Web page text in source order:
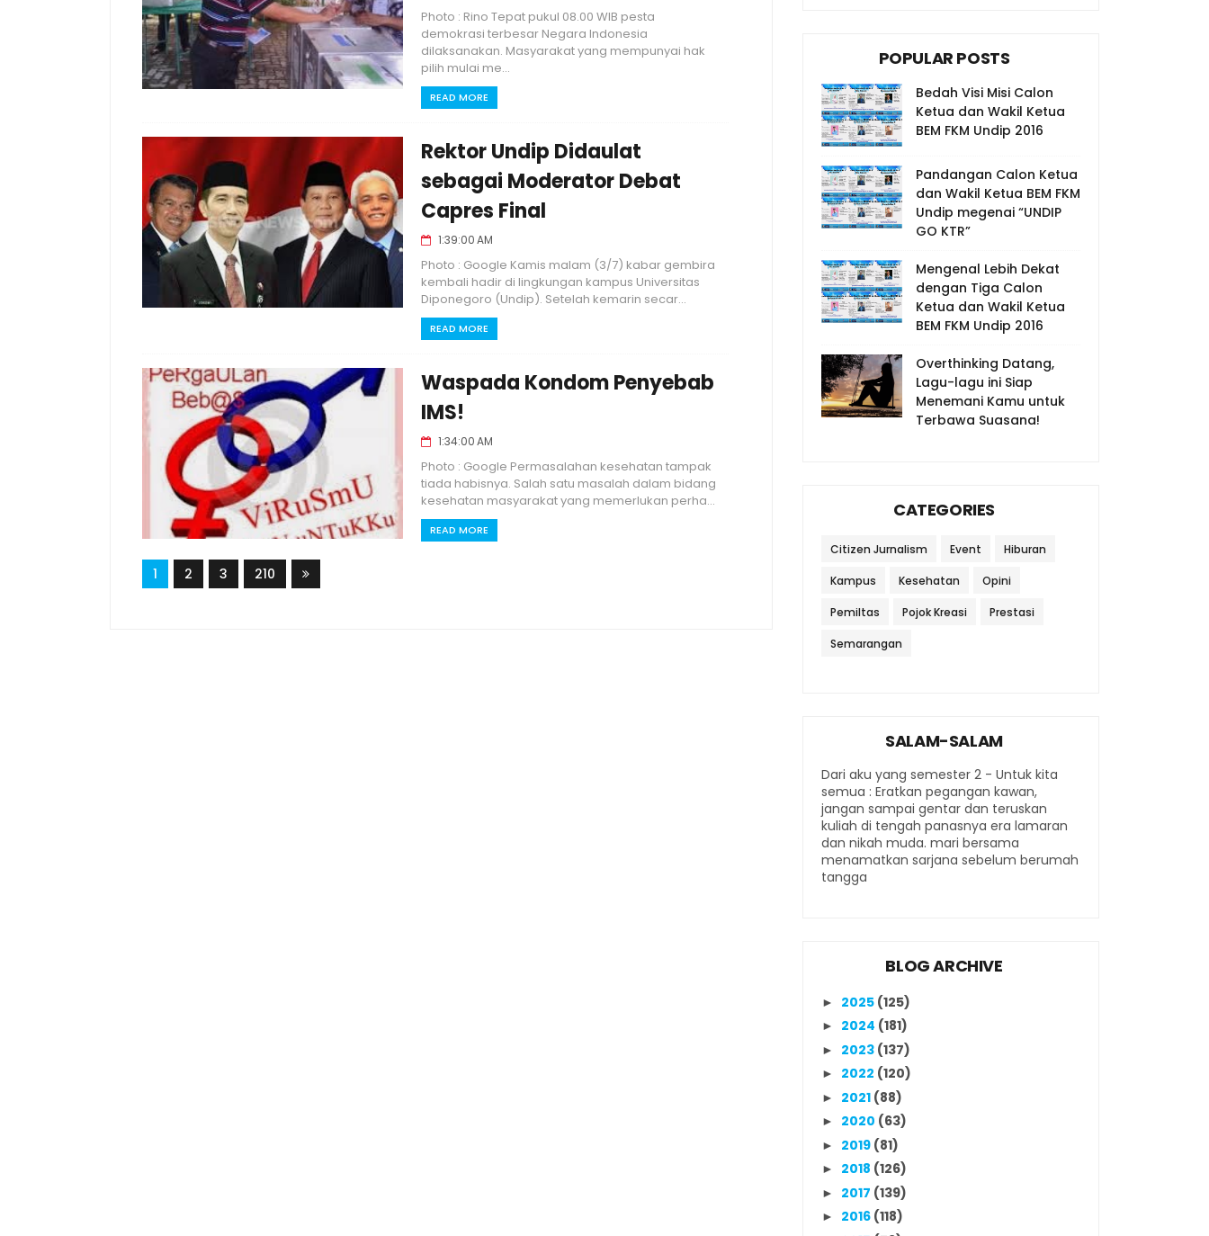
Photo : Rino Tepat pukul 08.00 WIB pesta
demokrasi terbesar Negara Indonesia
dilaksanakan. Masyarakat yang mempunyai hak
pilih mulai me...
READ MORE
Rektor Undip Didaulat
sebagai Moderator Debat
Capres Final
1:39:00 AM
Photo : Google Kamis malam (3/7) kabar gembira
kembali hadir di lingkungan kampus Universitas
Diponegoro (Undip). Setelah kemarin secar...
READ MORE
Waspada Kondom Penyebab
IMS!
1:34:00 AM
Photo : Google Permasalahan kesehatan tampak
tiada habisnya. Salah satu masalah dalam bidang
kesehatan masyarakat yang memerlukan perha...
READ MORE
1 2 3 210
POPULAR POSTS
Bedah Visi Misi Calon
Ketua dan Wakil Ketua
BEM FKM Undip 2016
Pandangan Calon Ketua
dan Wakil Ketua BEM FKM
Undip megenai “UNDIP
GO KTR”
Mengenal Lebih Dekat
dengan Tiga Calon
Ketua dan Wakil Ketua
BEM FKM Undip 2016
Overthinking Datang,
Lagu-lagu ini Siap
Menemani Kamu untuk
Terbawa Suasana!
CATEGORIES
Citizen Jurnalism Event Hiburan
Kampus Kesehatan Opini
Pemiltas Pojok Kreasi Prestasi
Semarangan
SALAM-SALAM
Dari aku yang semester 2 - Untuk kita
semua : Eratkan pegangan kawan,
jangan sampai gentar dan teruskan
kuliah di tengah panasnya era lamaran
dan nikah muda. mari bersama
menamatkan sarjana sebelum berumah
tangga
BLOG ARCHIVE
► 2025 (125)
► 2024 (181)
► 2023 (137)
► 2022 (120)
► 2021 (88)
► 2020 (63)
► 2019 (81)
► 2018 (126)
► 2017 (139)
► 2016 (118)